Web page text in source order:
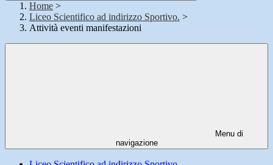
Home >
Liceo Scientifico ad indirizzo Sportivo. >
Attività eventi manifestazioni
Menu di
navigazione